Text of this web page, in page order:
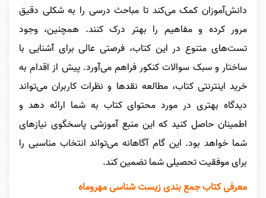
دانش‌آموزان کمک می‌کند تا مباحث درسی را به شکلی دقیق
مرور کرده و مفاهیم را بهتر درک کنند. همچنین، وجود
تست‌های متنوع در این کتاب، فرصتی عالی برای آشنایی با
ساختار و سبک سوالات کنکور فراهم می‌آورد. پیش از اقدام به
خرید اینترنتی کتاب، مطالعه نقدها و نظرات کاربران می‌تواند
دیدگاه بهتری در مورد محتوای کتاب به شما ارائه دهد و
اطمینان حاصل کنید که این منبع آموزشی پاسخگوی نیازهای
شما خواهد بود. این گام آگاهانه می‌تواند انتخاب مناسبی را
برای موفقیت تحصیلی شما تضمین کند.
معرفی کتابجمع بندی زیست شناسی مهروماه